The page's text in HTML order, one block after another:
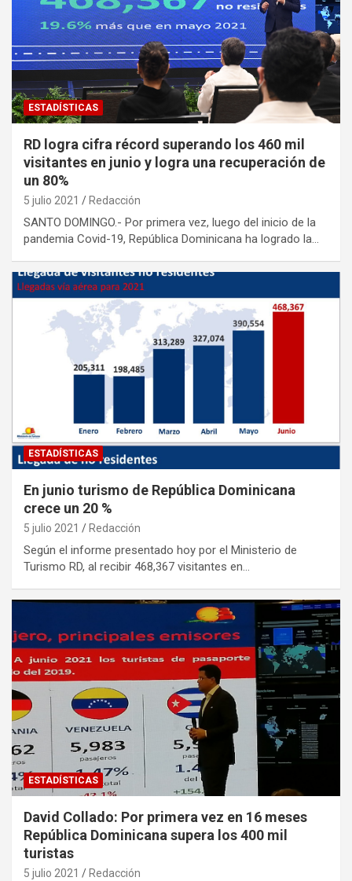
ESTADÍSTICAS
RD logra cifra récord superando los 460 mil
visitantes en junio y logra una recuperación de
un 80%
5 julio 2021 Redacción
SANTO DOMINGO.- Por primera vez, luego del inicio de la
pandemia Covid-19, República Dominicana ha logrado la…
ESTADÍSTICAS
En junio turismo de República Dominicana
crece un 20 %
5 julio 2021 Redacción
Según el informe presentado hoy por el Ministerio de
Turismo RD, al recibir 468,367 visitantes en…
ESTADÍSTICAS
David Collado: Por primera vez en 16 meses
República Dominicana supera los 400 mil
turistas
5 julio 2021 Redacción